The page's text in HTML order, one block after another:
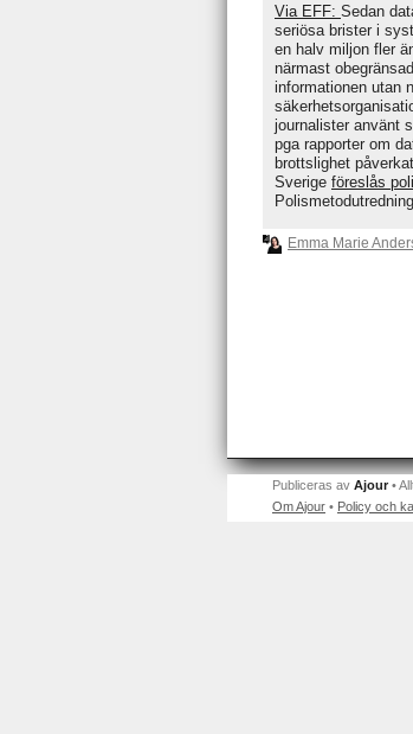
Via EFF: Sedan
seriösa brister i
en halv miljon fler
närmast
informationen utan
journalister använt
pga rapporter om
brottslighet
Sverige föreslås
Emma Marie
Publiceras av Ajour •
Om Ajour • Policy och